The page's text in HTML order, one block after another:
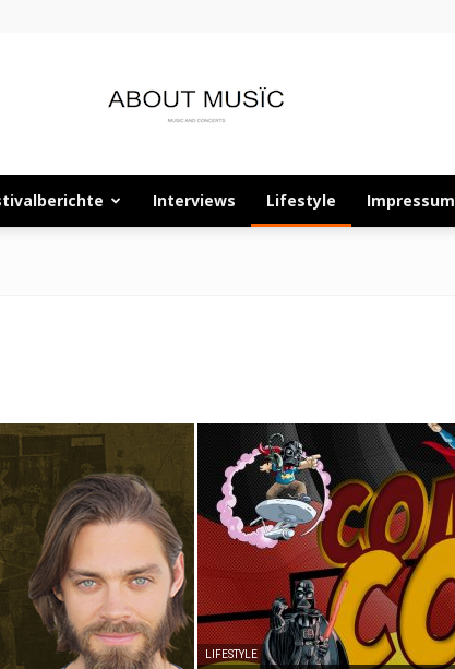
About
Interviews Lifestyle Impressum
LIFESTYLE